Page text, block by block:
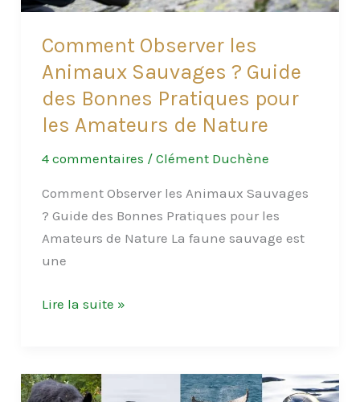
Comment Observer les
Animaux Sauvages ? Guide
des Bonnes Pratiques pour
les Amateurs de Nature
4 commentaires / Clément Duchène
Comment Observer les Animaux Sauvages
? Guide des Bonnes Pratiques pour les
Amateurs de Nature La faune sauvage est
une
Comment
Animaux
Sauvages
Lire la suite »